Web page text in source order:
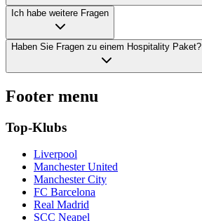
Ich habe weitere Fragen
Haben Sie Fragen zu einem Hospitality Paket?
Footer menu
Top-Klubs
Liverpool
Manchester United
Manchester City
FC Barcelona
Real Madrid
SCC Neapel